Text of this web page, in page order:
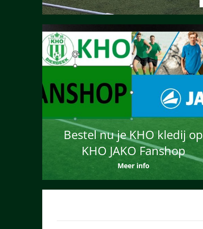
Bestel nu je KHO kledij op
KHO JAKO Fanshop
Meer info